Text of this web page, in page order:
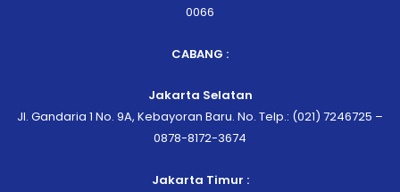
0066
CABANG :
Jakarta Selatan
Jl. Gandaria 1 No. 9A, Kebayoran Baru. No. Telp.: (021) 7246725 –
0878-8172-3674
Jakarta Timur :